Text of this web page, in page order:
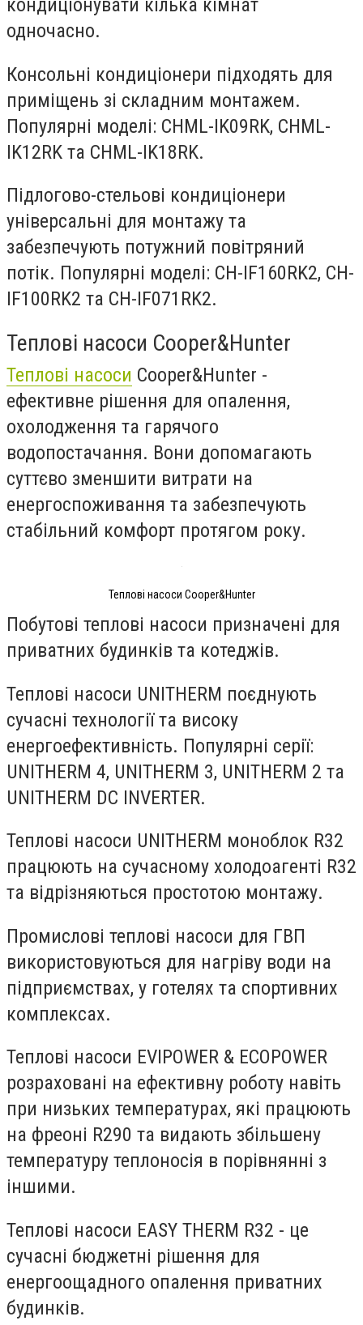
кондиціонувати кілька кімнат
одночасно.
Консольні кондиціонери підходять для
приміщень зі складним монтажем.
Популярні моделі: CHML-IK09RK, CHML-
IK12RK та CHML-IK18RK.
Підлогово-стельові кондиціонери
універсальні для монтажу та
забезпечують потужний повітряний
потік. Популярні моделі: CH-IF160RK2, CH-
IF100RK2 та CH-IF071RK2.
Теплові насоси Cooper&Hunter
Теплові насоси Cooper&Hunter -
ефективне рішення для опалення,
охолодження та гарячого
водопостачання. Вони допомагають
суттєво зменшити витрати на
енергоспоживання та забезпечують
стабільний комфорт протягом року.
Теплові насоси Cooper&Hunter
Побутові теплові насоси призначені для
приватних будинків та котеджів.
Теплові насоси UNITHERM поєднують
сучасні технології та високу
енергоефективність. Популярні серії:
UNITHERM 4, UNITHERM 3, UNITHERM 2 та
UNITHERM DC INVERTER.
Теплові насоси UNITHERM моноблок R32
працюють на сучасному холодоагенті R32
та відрізняються простотою монтажу.
Промислові теплові насоси для ГВП
використовуються для нагріву води на
підприємствах, у готелях та спортивних
комплексах.
Теплові насоси EVIPOWER & ECOPOWER
розраховані на ефективну роботу навіть
при низьких температурах, які працюють
на фреоні R290 та видають збільшену
температуру теплоносія в порівнянні з
іншими.
Теплові насоси EASY THERM R32 - це
сучасні бюджетні рішення для
енергоощадного опалення приватних
будинків.